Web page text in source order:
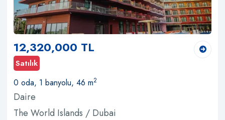
12,320,000 TL
Satılık
0 oda, 1 banyolu, 46 m2
Daire
The World Islands / Dubai